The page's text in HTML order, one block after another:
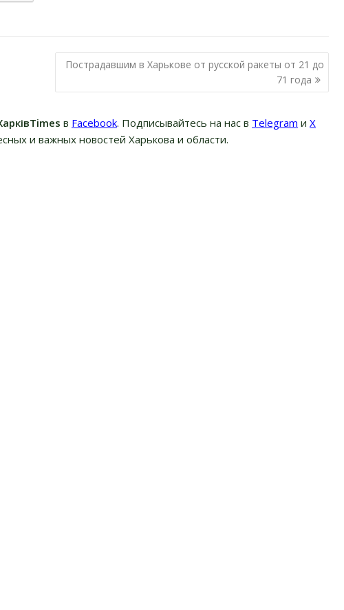
Пострадавшим в Харькове от русской ракеты от 21 до
71 года
в Facebook. Подписывайтесь на нас в Telegram и Х
и важных новостей Харькова и области.